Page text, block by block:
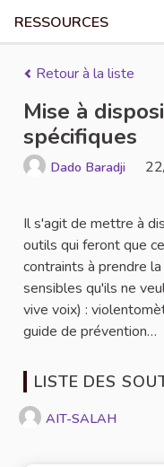
RESSOURCES
Retour à la liste
Mise à
spécifiques
Dado Baradji
Il s'agit de mettre à
outils qui feront que
contraints à prendre
sensibles qu'ils ne
vive voix) :
guide de prévention…
LISTE DES
AIT-SALAH